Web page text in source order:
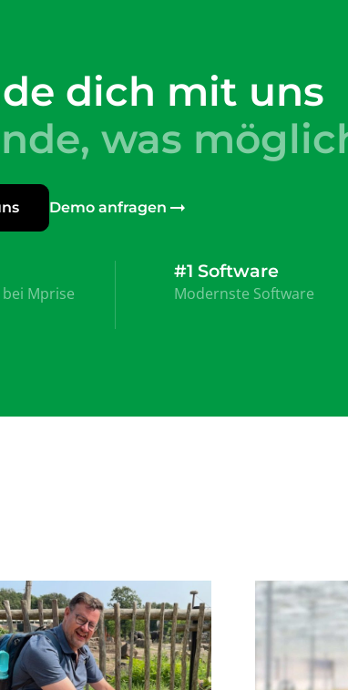
dich mit uns
was
Demo anfragen
Mprise
#1 Software
Modernste Software